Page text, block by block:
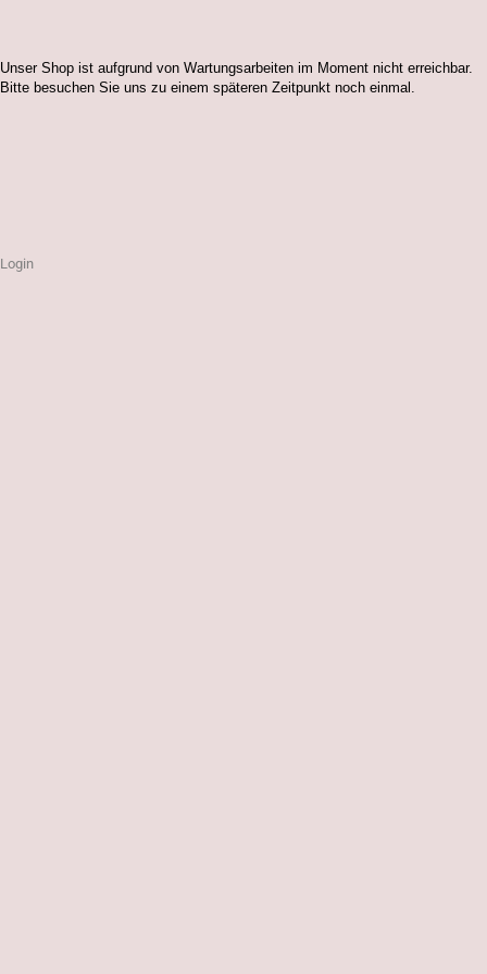
Unser Shop ist aufgrund von Wartungsarbeiten im Moment nicht erreichbar.
Bitte besuchen Sie uns zu einem späteren Zeitpunkt noch einmal.
Login